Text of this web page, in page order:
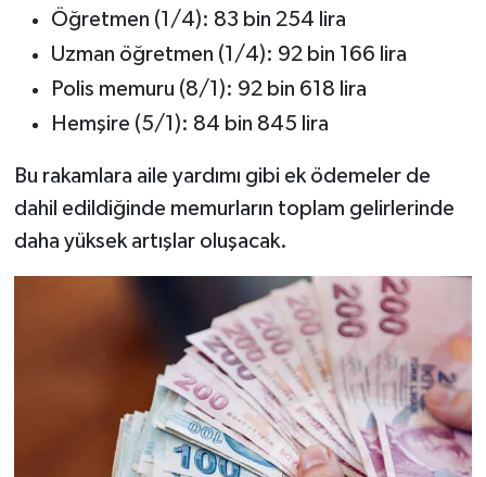
Öğretmen (1/4): 83 bin 254 lira
Uzman öğretmen (1/4): 92 bin 166 lira
Polis memuru (8/1): 92 bin 618 lira
Hemşire (5/1): 84 bin 845 lira
Bu rakamlara aile yardımı gibi ek ödemeler de
dahil edildiğinde memurların toplam gelirlerinde
daha yüksek artışlar oluşacak.